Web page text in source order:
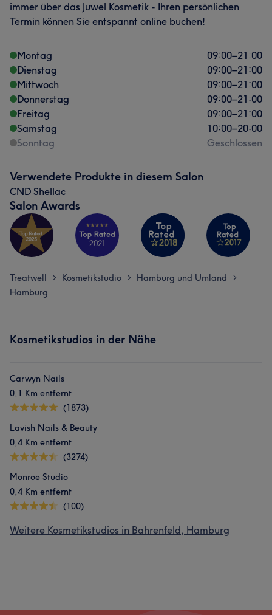
immer über das Juwel Kosmetik - Ihren persönlichen
Termin können Sie entspannt online buchen!
Montag 09:00–21:00
Dienstag
09:00–21:00
Mittwoch
09:00–21:00
Donnerstag
09:00–21:00
Freitag
09:00–21:00
Samstag
10:00–20:00
Sonntag
Geschlossen
Verwendete Produkte in diesem Salon
CND Shellac
Salon Awards
Treatwell > Kosmetikstudio > Hamburg und Umland >
Hamburg
Kosmetikstudios in der Nähe
Carwyn Nails
0,1 Km entfernt
(1873)
Lavish Nails & Beauty
0,4 Km entfernt
(3274)
Monroe Studio
0,4 Km entfernt
(100)
Weitere Kosmetikstudios in Bahrenfeld, Hamburg